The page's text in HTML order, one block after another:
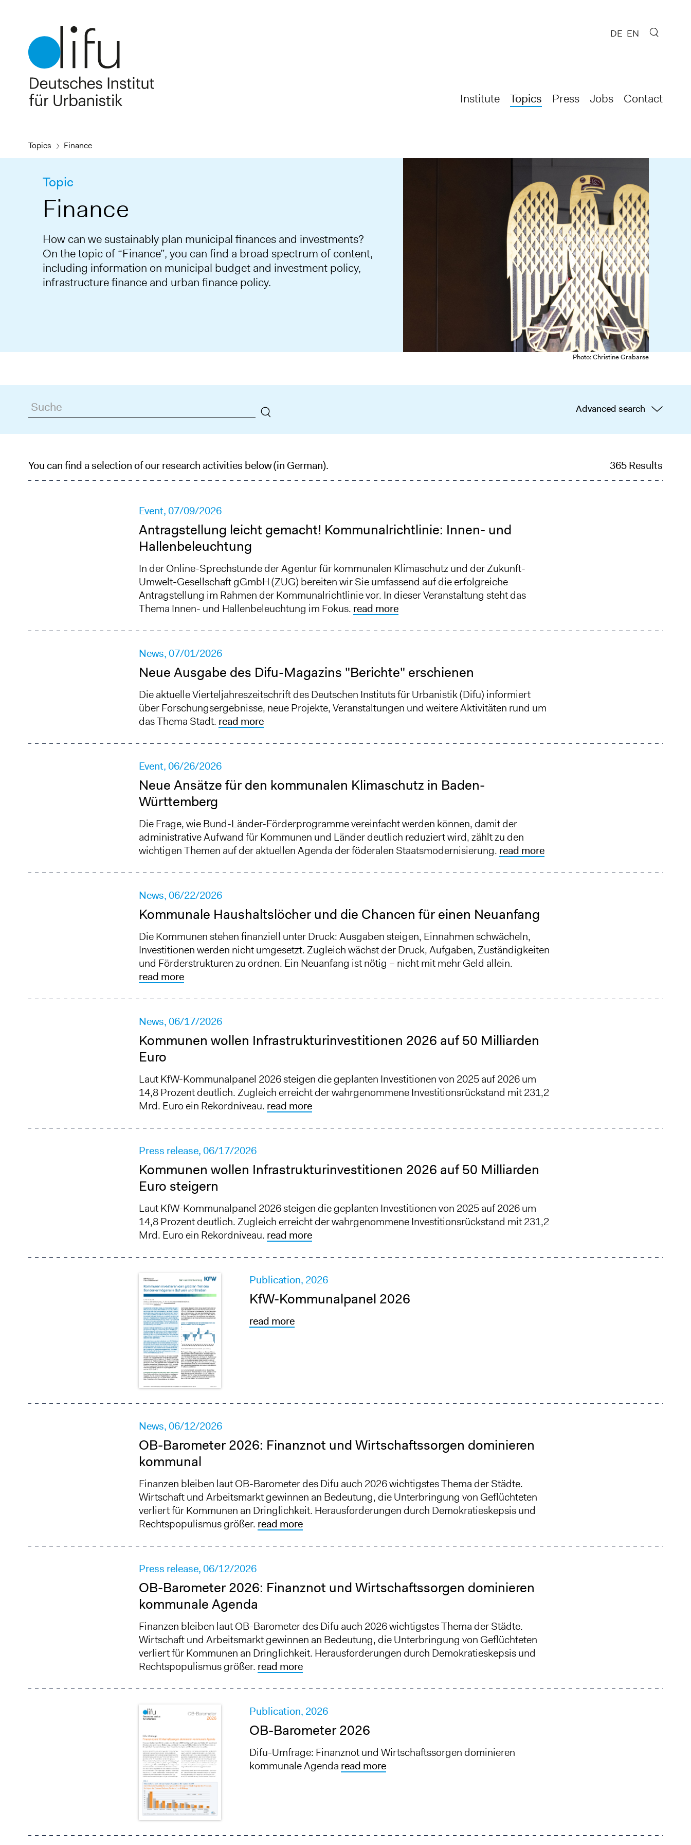
content
Institute Topics Press Jobs Contact
DE EN
Topics Finance
Photo: Christine Grabarse
Topic
Finance
How can we sustainably plan municipal finances and investments?
On the topic of “Finance”, you can find a broad spectrum of content,
including information on municipal budget and investment policy,
infrastructure finance and urban finance policy.
Advanced search
You can find a selection of our research activities below (in German). 365 Results
Event,07/09/2026
Antragstellung leicht gemacht! Kommunalrichtlinie: Innen- und
Hallenbeleuchtung
In der Online-Sprechstunde der Agentur für kommunalen Klimaschutz und der Zukunft-
Umwelt-Gesellschaft gGmbH (ZUG) bereiten wir Sie umfassend auf die erfolgreiche
Antragstellung im Rahmen der Kommunalrichtlinie vor. In dieser Veranstaltung steht das
Thema Innen- und Hallenbeleuchtung im Fokus. read more
News,07/01/2026
Neue Ausgabe des Difu-Magazins "Berichte" erschienen
Die aktuelle Vierteljahreszeitschrift des Deutschen Instituts für Urbanistik (Difu) informiert
über Forschungsergebnisse, neue Projekte, Veranstaltungen und weitere Aktivitäten rund um
das Thema Stadt. read more
Event,06/26/2026
Neue Ansätze für den kommunalen Klimaschutz in Baden-
Württemberg
Die Frage, wie Bund-Länder-Förderprogramme vereinfacht werden können, damit der
administrative Aufwand für Kommunen und Länder deutlich reduziert wird, zählt zu den
wichtigen Themen auf der aktuellen Agenda der föderalen Staatsmodernisierung. read more
News,06/22/2026
Kommunale Haushaltslöcher und die Chancen für einen Neuanfang
Die Kommunen stehen finanziell unter Druck: Ausgaben steigen, Einnahmen schwächeln,
Investitionen werden nicht umgesetzt. Zugleich wächst der Druck, Aufgaben, Zuständigkeiten
und Förderstrukturen zu ordnen. Ein Neuanfang ist nötig – nicht mit mehr Geld allein.
read more
News,06/17/2026
Kommunen wollen Infrastrukturinvestitionen 2026 auf 50 Milliarden
Euro
Laut KfW-Kommunalpanel 2026 steigen die geplanten Investitionen von 2025 auf 2026 um
14,8 Prozent deutlich. Zugleich erreicht der wahrgenommene Investitionsrückstand mit 231,2
Mrd. Euro ein Rekordniveau. read more
Press release,06/17/2026
Kommunen wollen Infrastrukturinvestitionen 2026 auf 50 Milliarden
Euro steigern
Laut KfW-Kommunalpanel 2026 steigen die geplanten Investitionen von 2025 auf 2026 um
14,8 Prozent deutlich. Zugleich erreicht der wahrgenommene Investitionsrückstand mit 231,2
Mrd. Euro ein Rekordniveau. read more
Publication, 2026
KfW-Kommunalpanel 2026
read more
News,06/12/2026
OB-Barometer 2026: Finanznot und Wirtschaftssorgen dominieren
kommunal
Finanzen bleiben laut OB-Barometer des Difu auch 2026 wichtigstes Thema der Städte.
Wirtschaft und Arbeitsmarkt gewinnen an Bedeutung, die Unterbringung von Geflüchteten
verliert für Kommunen an Dringlichkeit. Herausforderungen durch Demokratieskepsis und
Rechtspopulismus größer. read more
Press release,06/12/2026
OB-Barometer 2026: Finanznot und Wirtschaftssorgen dominieren
kommunale Agenda
Finanzen bleiben laut OB-Barometer des Difu auch 2026 wichtigstes Thema der Städte.
Wirtschaft und Arbeitsmarkt gewinnen an Bedeutung, die Unterbringung von Geflüchteten
verliert für Kommunen an Dringlichkeit. Herausforderungen durch Demokratieskepsis und
Rechtspopulismus größer. read more
Publication, 2026
OB-Barometer 2026
Difu-Umfrage: Finanznot und Wirtschaftssorgen dominieren
kommunale Agenda read more